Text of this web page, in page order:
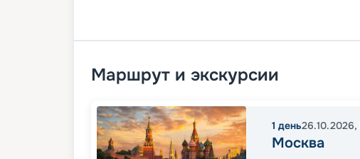
Маршрут и экскурсии
1 день26.10.2026,
Москва